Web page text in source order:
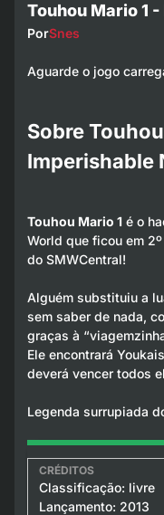
Touhou Mario 1
PorSnes
Aguarde o jogo
Sobre
Imperishable
Touhou Mario 1é o
World que ficou em
do SMWCentral!
Alguém substituiu a
sem saber de nada,
graças à
Ele encontrará
deverá vencer todos
Legenda surrupiada
Classificação: livre
Lançamento: 2013